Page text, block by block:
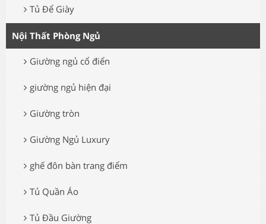
Tủ Để Giày
Nội Thất Phòng Ngủ
Giường ngủ cổ điển
giường ngủ hiện đại
Giường tròn
Giường Ngủ Luxury
ghế đôn bàn trang điểm
Tủ Quần Áo
Tủ Đầu Giường